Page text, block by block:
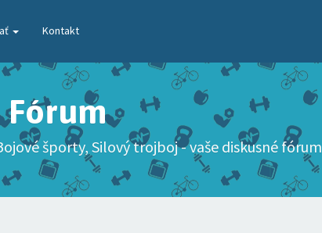
Kontakt
športy, Silový trojboj - vaše diskusné fórum